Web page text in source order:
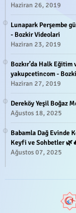
Haziran 26, 2019
Lunapark Perşembe
- Bozkir Videolari
Haziran 23, 2019
Bozkır’da Halk
yakupcetincom -
Haziran 27, 2019
Dereköy Yeşil Boğaz
Ağustos 18, 2025
Babamla Dağ Evinde
Keyfi ve Sohbetler
Ağustos 07, 2025